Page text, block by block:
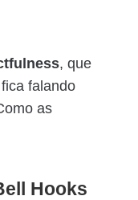
, que
falando
as
Hooks